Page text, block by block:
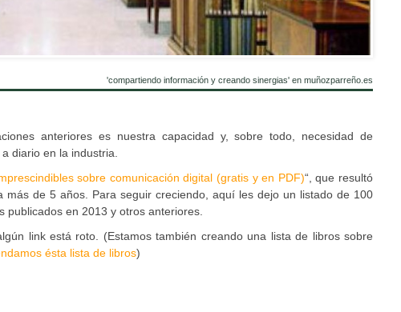
'compartiendo información y creando sinergias' en muñozparreño.es
anteriores es nuestra capacidad y, sobre todo, necesidad de
diario en la industria.
sobre comunicación digital (gratis y en PDF)“, que resultó
de 5 años. Para seguir creciendo, aquí les dejo un listado de 100
publicados en 2013 y otros anteriores.
link está roto. (Estamos también creando una lista de libros sobre
ésta lista de libros)